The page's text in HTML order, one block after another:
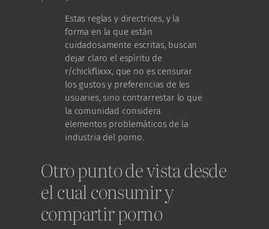
Estas reglas y directrices, y la
forma en la que están
cuidadosamente escritas, buscan
dejar claro el espíritu de
r/chickflixxx, que no es censurar
los gustos y preferencias de les
usuaries, sino contrarrestar lo que
la comunidad considera
elementos problemáticos de la
industria del porno.
Otro punto de vista desde
el cual consumir y
compartir porno